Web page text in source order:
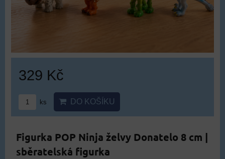
329 Kč
ks DO KOŠÍKU
Figurka POP Ninja želvy Donatelo 8 cm |
sběratelská figurka